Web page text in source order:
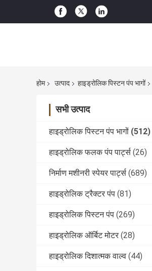
होम उत्पाद हाइड्रोलिक पिस्टन पंप भागों
सभी उत्पाद
हाइड्रोलिक पिस्टन पंप भागों (512)
हाइड्रोलिक फलक पंप पार्ट्स (26)
निर्माण मशीनरी स्पेयर पार्ट्स (689)
हाइड्रोलिक ट्रैक्टर पंप (81)
हाइड्रोलिक पिस्टन पंप (269)
हाइड्रोलिक ऑर्बिट मोटर (28)
हाइड्रोलिक दिशात्मक वाल्व (44)